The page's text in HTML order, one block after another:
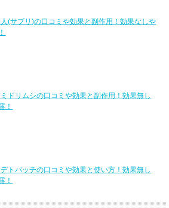
(サプリ)の口コミや効果と副作用！効果なしや
ドリムシの口コミや効果と副作用！効果無し
！
トパッチの口コミや効果と使い方！効果無し
！